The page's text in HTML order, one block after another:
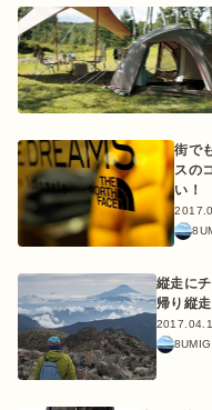
街で
スの
い！
縦走に
帰り縦